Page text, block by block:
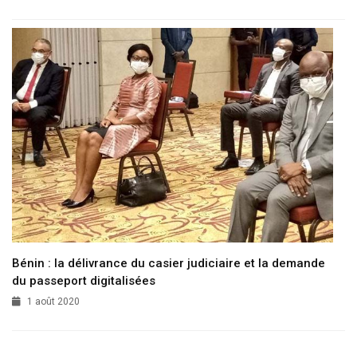
Bénin : la délivrance du casier judiciaire et la demande
du passeport digitalisées
1 août 2020